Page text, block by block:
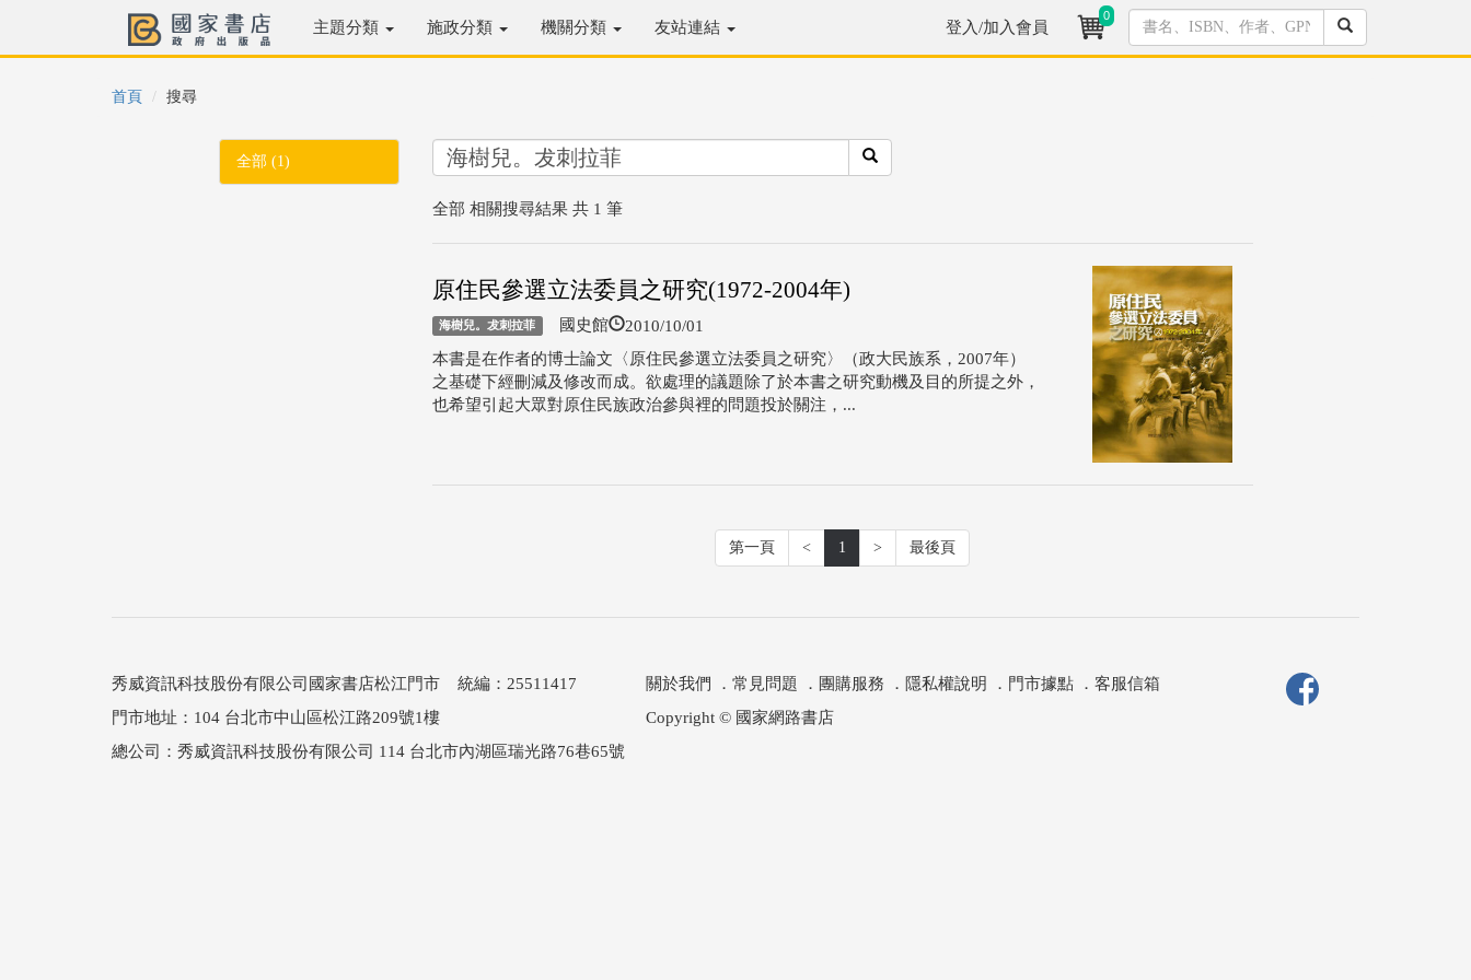
主題分類 施政分類 機關分類 友站連結 登入/加入會員
0
首頁 搜尋
全部 (1)
全部 相關搜尋結果 共 1 筆
原住民參選立法委員之研究(1972-2004年)
海樹兒。犮刺拉菲 國史館 2010/10/01
本書是在作者的博士論文〈原住民參選立法委員之研究〉（政大民族系，2007年）
之基礎下經刪減及修改而成。欲處理的議題除了於本書之研究動機及目的所提之外，
也希望引起大眾對原住民族政治參與裡的問題投於關注，...
第一頁 < 1 > 最後頁
秀威資訊科技股份有限公司國家書店松江門市 統編：25511417
門市地址：104 台北市中山區松江路209號1樓
關於我們 ． 常見問題 ． 團購服務 ． 隱私權說明 ． 門市據點． 客服信箱
Copyright © 國家網路書店
總公司：秀威資訊科技股份有限公司 114 台北市內湖區瑞光路76巷65號